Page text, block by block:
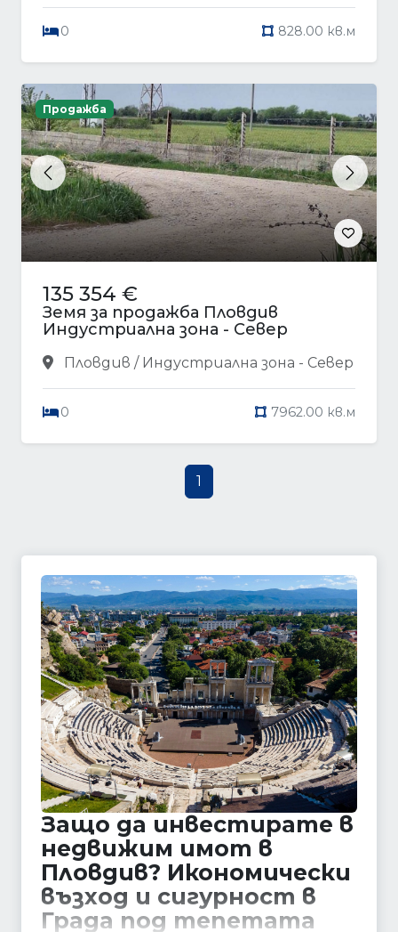
0 828.00 кв.м
Previous Next
Продажба
135 354 €
Земя за продажба Пловдив
Индустриална зона - Север
Пловдив / Индустриална зона - Север
0 7962.00 кв.м
1
Защо да инвестирате в
недвижим имот в
Пловдив? Икономически
възход и сигурност в
Града под тепетата